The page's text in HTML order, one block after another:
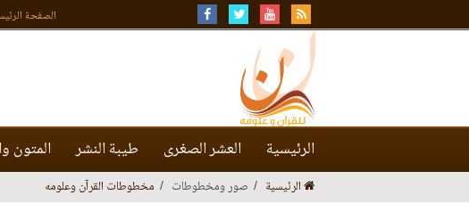
الصفحة
الرئيسية العشر الصغرى طيبة النشر المتون
الرئيسية صور ومخطوطات مخطوطات القرآن وعلومه